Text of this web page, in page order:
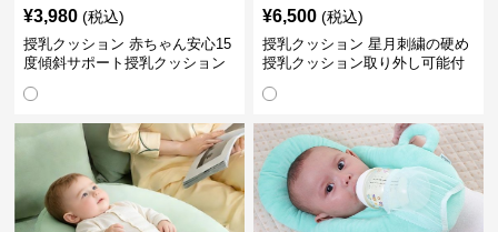
¥3,980 (税込)
授乳クッション 赤ちゃん安心15
度傾斜サポート授乳クッション
¥6,500 (税込)
授乳クッション 星月刺繍の硬め
授乳クッション取り外し可能付